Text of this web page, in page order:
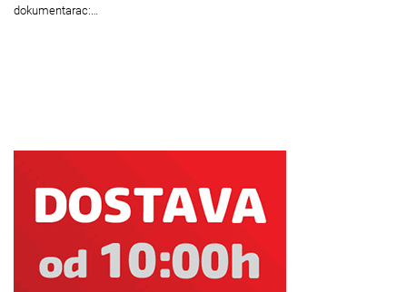
dokumentarac:…